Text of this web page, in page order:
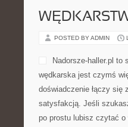
POSTED BY ADMIN
Nadorsze-haller.pl to
wędkarska jest czymś
doświadczenie łączy się
satysfakcją. Jeśli
po prostu lubisz czytać